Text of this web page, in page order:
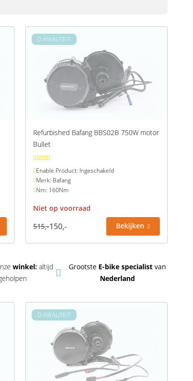
D-KWALITEIT
Refurbished Bafang BBS02B 750W motor
Bullet
Enable Product: Ingeschakeld
Merk: Bafang
Nm: 160Nm
Niet op voorraad
515,-150,- Bekijken
winkel:altijd
Grootste E-bike specialistvan
Nederland
D-KWALITEIT